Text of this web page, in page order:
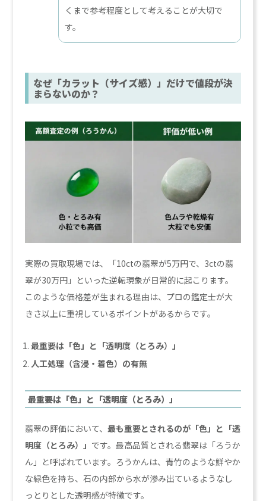
くまで参考程度として考えることが大切で
す。
なぜ「カラット（サイズ感）」だけで値段が決
まらないのか？
実際の買取現場では、「10ctの翡翠が5万円で、3ctの翡
翠が30万円」といった逆転現象が日常的に起こります。
このような価格差が生まれる理由は、プロの鑑定士が大
きさ以上に重視しているポイントがあるからです。
最重要は「色」と「透明度（とろみ）」
人工処理（含浸・着色）の有無
最重要は「色」と「透明度（とろみ）」
翡翠の評価において、最も重要とされるのが「色」と「透
明度（とろみ）」 です。最高品質とされる翡翠は「ろうか
ん」と呼ばれています。ろうかんは、青竹のような鮮やか
な緑色を持ち、石の内部から水が滲み出ているようなし
っとりとした透明感が特徴です。